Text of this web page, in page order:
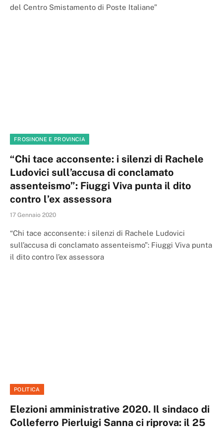
del Centro Smistamento di Poste Italiane”
FROSINONE E PROVINCIA
“Chi tace acconsente: i silenzi di Rachele
Ludovici sull’accusa di conclamato
assenteismo”: Fiuggi Viva punta il dito
contro l’ex assessora
17 Gennaio 2020
“Chi tace acconsente: i silenzi di Rachele Ludovici
sull’accusa di conclamato assenteismo”: Fiuggi Viva punta
il dito contro l’ex assessora
POLITICA
Elezioni amministrative 2020. Il sindaco di
Colleferro Pierluigi Sanna ci riprova: il 25